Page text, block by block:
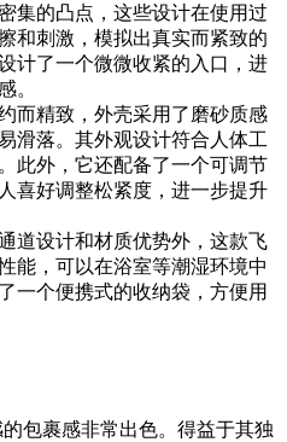
集的凸点，这些设计在使用过
和刺激，模拟出真实而紧致的
计了一个微微收紧的入口，进
。
而精致，外壳采用了磨砂质感
滑落。其外观设计符合人体工
此外，它还配备了一个可调节
喜好调整松紧度，进一步提升
道设计和材质优势外，这款飞
能，可以在浴室等潮湿环境中
一个便携式的收纳袋，方便用
的包裹感非常出色。得益于其独